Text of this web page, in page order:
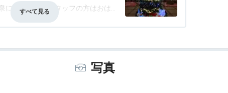
に行った時、スタッフの方はおは
せんでした。結構衝撃でした。朝
3.5 バリアフリー評価なし
写真